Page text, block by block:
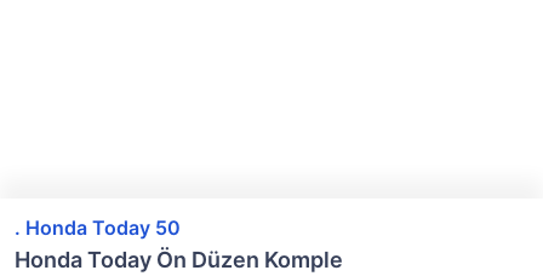
. Honda Today 50
Honda Today Ön Düzen Komple